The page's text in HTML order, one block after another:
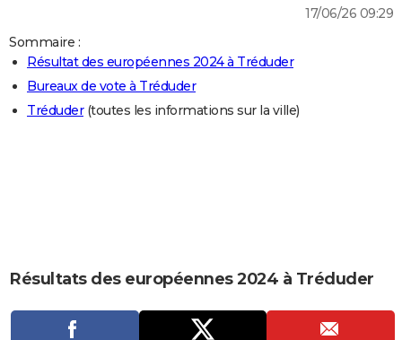
Guides de France
Escapades
Patrimoine
Expositions
Musées
Week-end nature
LIFESTYLE
Art de vivre
Bien-être
Loisirs
Mode
Modes de vie
CARTE DE VOEUX
Carte de Noël
Carte Bonne année
Carte Saint-Valentin
Carte Pâques
Carte d'anniversaire
DICTIONNAIRE
17/06/26 09:29
Sommaire :
Résultat des européennes 2024 à Tréduder
Bureaux de vote à Tréduder
Tréduder(toutes les informations sur la ville)
Résultats des européennes 2024 à Tréduder